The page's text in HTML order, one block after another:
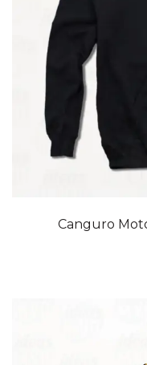
Canguro